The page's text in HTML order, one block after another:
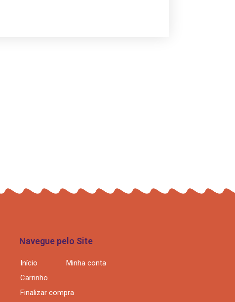
Navegue pelo Site
Início
Minha conta
Carrinho
Finalizar compra